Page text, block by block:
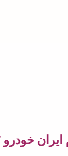
ثبت نام سمند سورن پلاس